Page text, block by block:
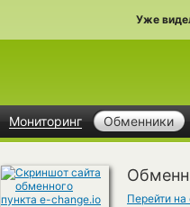
Уже
Мониторинг Обменники
Перейти на